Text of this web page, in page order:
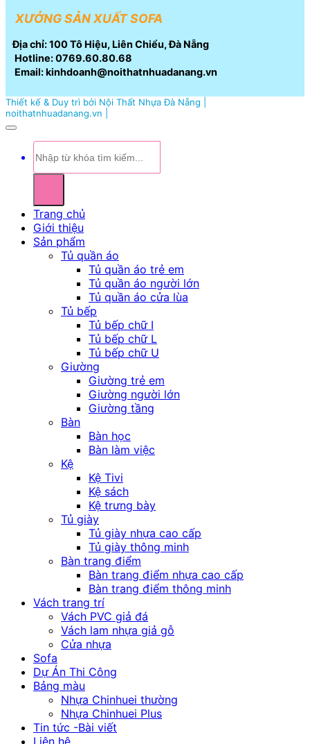
XƯỞNG SẢN XUẤT SOFA
Địa chỉ: 100 Tô Hiệu, Liên Chiểu, Đà Nẵng
Hotline: 0769.60.80.68
Email: kinhdoanh@noithatnhuadanang.vn
Thiết kế & Duy trì bởi Nội Thất Nhựa Đà Nẵng |
noithatnhuadanang.vn |
Tìm
kiếm:
Trang chủ
Giới thiệu
Sản phẩm
Tủ quần áo
Tủ quần áo trẻ em
Tủ quần áo người lớn
Tủ quần áo cửa lùa
Tủ bếp
Tủ bếp chữ I
Tủ bếp chữ L
Tủ bếp chữ U
Giường
Giường trẻ em
Giường người lớn
Giường tầng
Bàn
Bàn học
Bàn làm việc
Kệ
Kệ Tivi
Kệ sách
Kệ trưng bày
Tủ giày
Tủ giày nhựa cao cấp
Tủ giày thông minh
Bàn trang điểm
Bàn trang điểm nhựa cao cấp
Bàn trang điểm thông minh
Vách trang trí
Vách PVC giả đá
Vách lam nhựa giả gỗ
Cửa nhựa
Sofa
Dự Án Thi Công
Bảng màu
Nhựa Chinhuei thường
Nhựa Chinhuei Plus
Tin tức -Bài viết